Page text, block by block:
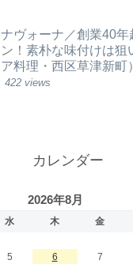
ナヴォーナ／創業40
ン！素朴な味付けは狙
ア料理・西区草津新町）
422 views
カレンダー
2026年8月
水 木 金
5 6 7